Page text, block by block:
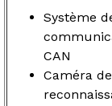
Système
CAN
Caméra de